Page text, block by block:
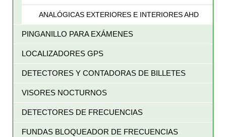
ANALÓGICAS EXTERIORES E INTERIORES AHD
PINGANILLO PARA EXÁMENES
LOCALIZADORES GPS
DETECTORES Y CONTADORAS DE BILLETES
VISORES NOCTURNOS
DETECTORES DE FRECUENCIAS
FUNDAS BLOQUEADOR DE FRECUENCIAS